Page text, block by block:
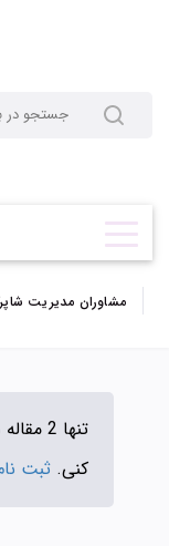
مشاوران مدیریت
تنها 2
کنی. ثبت